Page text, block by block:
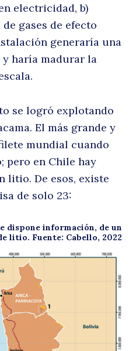
electricidad, b)
gases de efecto
generaría una
y haría madurar la
se logró explotando
El más grande y
mundial cuando
pero en Chile hay
litio. De esos, existe
de solo 23:
dispone información, de un
litio. Fuente: Cabello, 2022